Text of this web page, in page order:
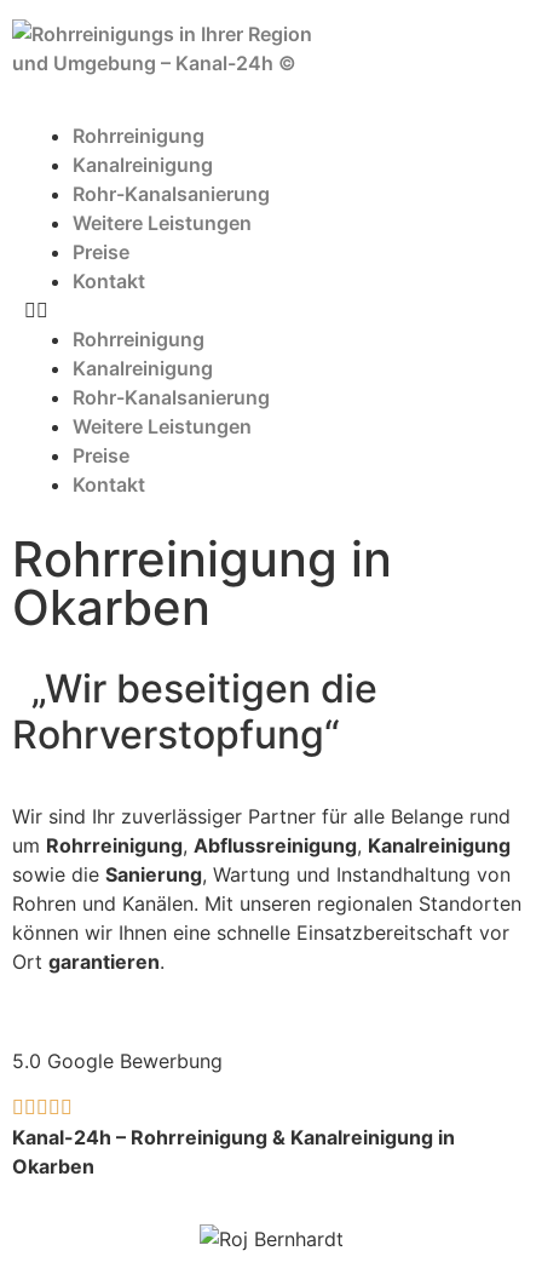
Rohrreinigung
Kanalreinigung
Rohr-Kanalsanierung
Weitere Leistungen
Preise
Kontakt
Rohrreinigung
Kanalreinigung
Rohr-Kanalsanierung
Weitere Leistungen
Preise
Kontakt
Rohrreinigung in
Okarben
„Wir beseitigen die
Rohrverstopfung“
Wir sind Ihr zuverlässiger Partner für alle Belange rund
um Rohrreinigung, Abflussreinigung, Kanalreinigung
sowie die Sanierung, Wartung und Instandhaltung von
Rohren und Kanälen. Mit unseren regionalen Standorten
können wir Ihnen eine schnelle Einsatzbereitschaft vor
Ort garantieren.
5.0 Google Bewerbung
    
Kanal-24h – Rohrreinigung & Kanalreinigung in
Okarben